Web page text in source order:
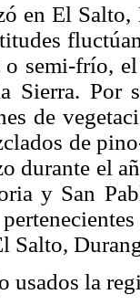
en El
semi-frío,
Sierra. Por
de
de
durante el
y San
Salto,
usados la